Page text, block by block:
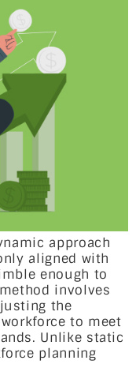
approach
aligned with
enough to
involves
the
to meet
Unlike static
planning